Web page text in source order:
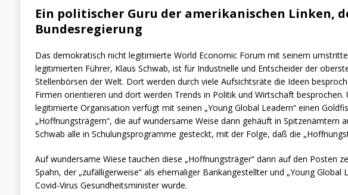
Ein politischer Guru der amerikanischen Linken,
Bundesregierung
Das demokratisch nicht legitimierte World Economic Forum mit seinem
legitimierten Führer, Klaus Schwab, ist für Industrielle und Entscheider der
Stellenbörsen der Welt. Dort werden durch viele Aufsichtsräte die Ideen
Firmen orientieren und dort werden Trends in Politik und Wirtschaft
legitimierte Organisation verfügt mit seinen „Young Global Leadern“ einen
„Hoffnungsträgern“, die auf wundersame Weise dann gehäuft in Spitzenämtern
Schwab alle in Schulungsprogramme gesteckt, mit der Folge, daß die
Auf wundersame Wiese tauchen diese „Hoffnungsträger“ dann auf den Posten
Spahn, der „zufälligerweise“ als ehemaliger Bankangestellter und „Young Global
Covid-Virus Gesundheitsminister wurde.